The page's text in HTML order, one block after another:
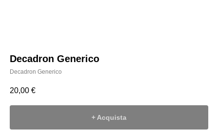
Decadron Generico
Decadron Generico
20,00 €
+ Acquista